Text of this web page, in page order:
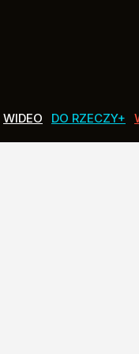
WIDEO DO RZECZY+